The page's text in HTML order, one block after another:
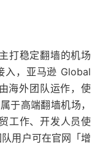
打稳定翻墙的机场
入，亚马逊 Global
海外团队运作，使
于高端翻墙机场，
工作、开发人员使
用户可在官网「增